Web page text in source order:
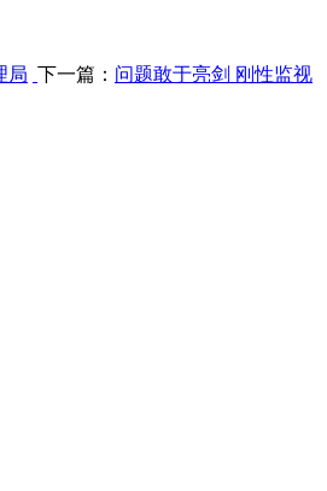
局 下一篇： 问题敢于亮剑 刚性监视